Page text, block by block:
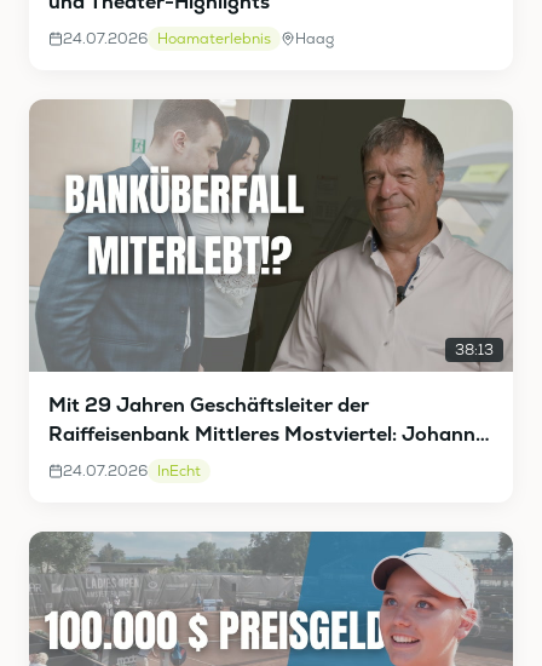
24.07.2026 Hoamaterlebnis Haag
38:13
Mit 29 Jahren Geschäftsleiter der
Raiffeisenbank Mittleres Mostviertel: Johann
Vieghofer InEcht
24.07.2026 InEcht